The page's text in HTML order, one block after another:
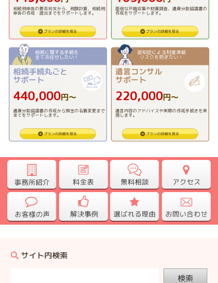
相続税申告の要否判定から、税額計算、相続税
申告の作成・提出までをサポートします。
面倒な戸籍収集や財産調査、遺産分割協議書の
作成をサポートします。
相続に関する手続を
全てお任せしたい！
相続手続丸ごと
サポート
440,000円〜
遺産分割協議書の作成から預金の名義変更まで
全てをサポートします。
認知症による財産凍結
リスクを防ぎたい！
遺言コンサル
サポート
220,000円〜
遺言内容のアドバイスや実際の作成手続きを実
施します。
サイト内検索
検索